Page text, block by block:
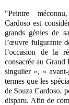
"Peintre
Cardoso est
grands génies de
l’œuvre fulgurante
l’occasion de la
consacrée au Grand
singulier », « avant-
termes que les
de Souza Cardoso,
disparu. Afin de